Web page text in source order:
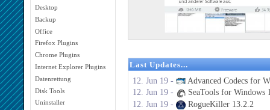
Desktop
Backup
Office
Firefox Plugins
Chrome Plugins
Internet Explorer Plugins
Datenrettung
Disk Tools
Uninstaller
Last Updates...
12. Jun 19 -
Advanced Codecs for
12. Jun 19 -
SeaTools for Windows
12. Jun 19 -
RogueKiller 13.2.2